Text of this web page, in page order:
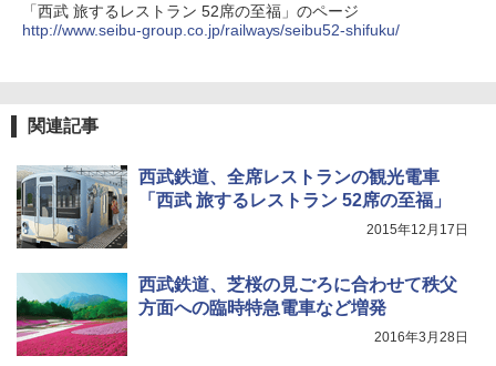
「西武 旅するレストラン 52席の至福」のページ
http://www.seibu-group.co.jp/railways/seibu52-shifuku/
関連記事
西武鉄道、全席レストランの観光電車
「西武 旅するレストラン 52席の至福」
2015年12月17日
西武鉄道、芝桜の見ごろに合わせて秩父
方面への臨時特急電車など増発
2016年3月28日